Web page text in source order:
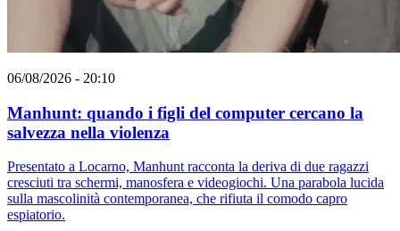
06/08/2026 - 20:10
Manhunt: quando i figli del computer cercano la
salvezza nella violenza
Presentato a Locarno, Manhunt racconta la deriva di due ragazzi
cresciuti tra schermi, manosfera e videogiochi. Una parabola lucida
sulla mascolinità contemporanea, che rifiuta il comodo capro
espiatorio.